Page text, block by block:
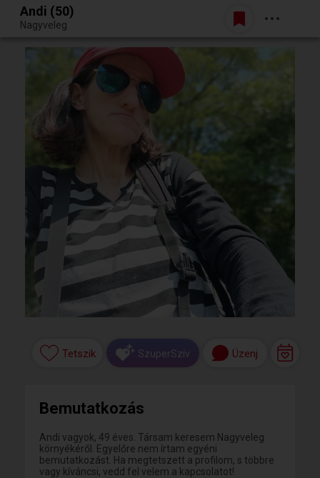
Egy jó randiból bármi lehet.
Belépés
Andi (50)
Nagyveleg
Tetszik SzuperSzív Üzenj
Bemutatkozás
Andi vagyok, 49 éves. Társam keresem Nagyveleg
környékéről. Egyelőre nem írtam egyéni
bemutatkozást. Ha megtetszett a profilom, s többre
vagy kíváncsi, vedd fel velem a kapcsolatot!